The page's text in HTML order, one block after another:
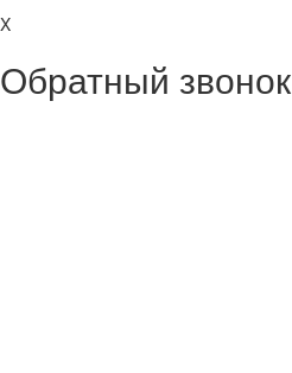
X
Обратный звонок